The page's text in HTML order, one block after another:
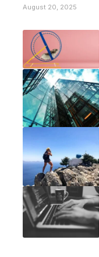
August 20, 2025